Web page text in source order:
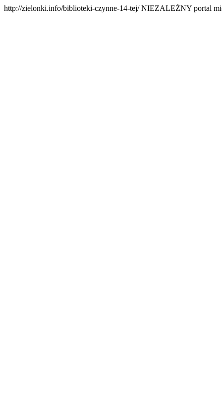
http://zielonki.info/biblioteki-czynne-14-tej/NIEZALEŻNY portal